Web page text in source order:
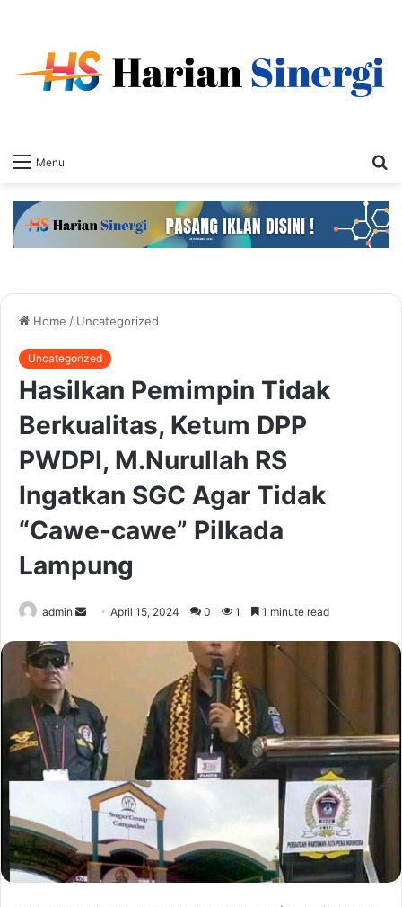
Menu
Home / Uncategorized
Uncategorized
Hasilkan Pemimpin Tidak
Berkualitas, Ketum DPP
PWDPI, M.Nurullah RS
Ingatkan SGC Agar Tidak
“Cawe-cawe” Pilkada
Lampung
admin
SendApril 15, 2024 0 1 1 minute read